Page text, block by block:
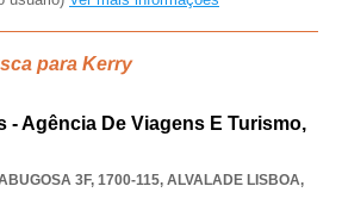
para Kerry
- Agência De Viagens E Turismo,
3F, 1700-115, ALVALADE LISBOA,